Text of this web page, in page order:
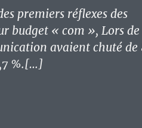
premiers réflexes des
budget « com », Lors
avaient chuté de
%.[…]
qui croient encore